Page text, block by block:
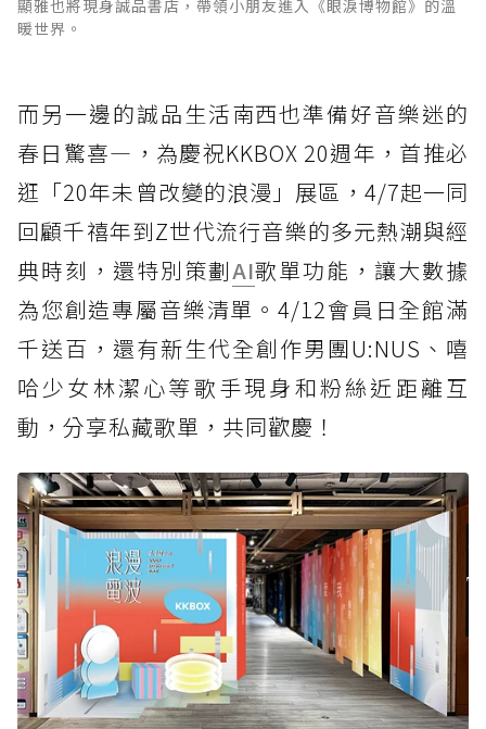
顯雅也將現身誠品書店，帶領小朋友進入《眼淚博物館》的溫
暖世界。
而另一邊的誠品生活南西也準備好音樂迷的
春日驚喜—，為慶祝KKBOX 20週年，首推必
逛「20年未曾改變的浪漫」展區，4/7起一同
回顧千禧年到Z世代流行音樂的多元熱潮與經
典時刻，還特別策劃AI歌單功能，讓大數據
為您創造專屬音樂清單。4/12會員日全館滿
千送百，還有新生代全創作男團U:NUS、嘻
哈少女林潔心等歌手現身和粉絲近距離互
動，分享私藏歌單，共同歡慶！